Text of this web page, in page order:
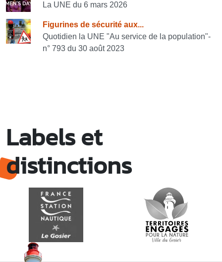
La UNE du 6 mars 2026
Figurines de sécurité aux...
Quotidien la UNE "Au service de la population"-
n° 793 du 30 août 2023
Labels et
distinctions